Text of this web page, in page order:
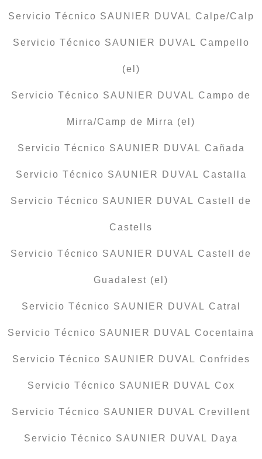
Servicio Técnico SAUNIER DUVAL Calpe/Calp
Servicio Técnico SAUNIER DUVAL Campello
(el)
Servicio Técnico SAUNIER DUVAL Campo de
Mirra/Camp de Mirra (el)
Servicio Técnico SAUNIER DUVAL Cañada
Servicio Técnico SAUNIER DUVAL Castalla
Servicio Técnico SAUNIER DUVAL Castell de
Castells
Servicio Técnico SAUNIER DUVAL Castell de
Guadalest (el)
Servicio Técnico SAUNIER DUVAL Catral
Servicio Técnico SAUNIER DUVAL Cocentaina
Servicio Técnico SAUNIER DUVAL Confrides
Servicio Técnico SAUNIER DUVAL Cox
Servicio Técnico SAUNIER DUVAL Crevillent
Servicio Técnico SAUNIER DUVAL Daya